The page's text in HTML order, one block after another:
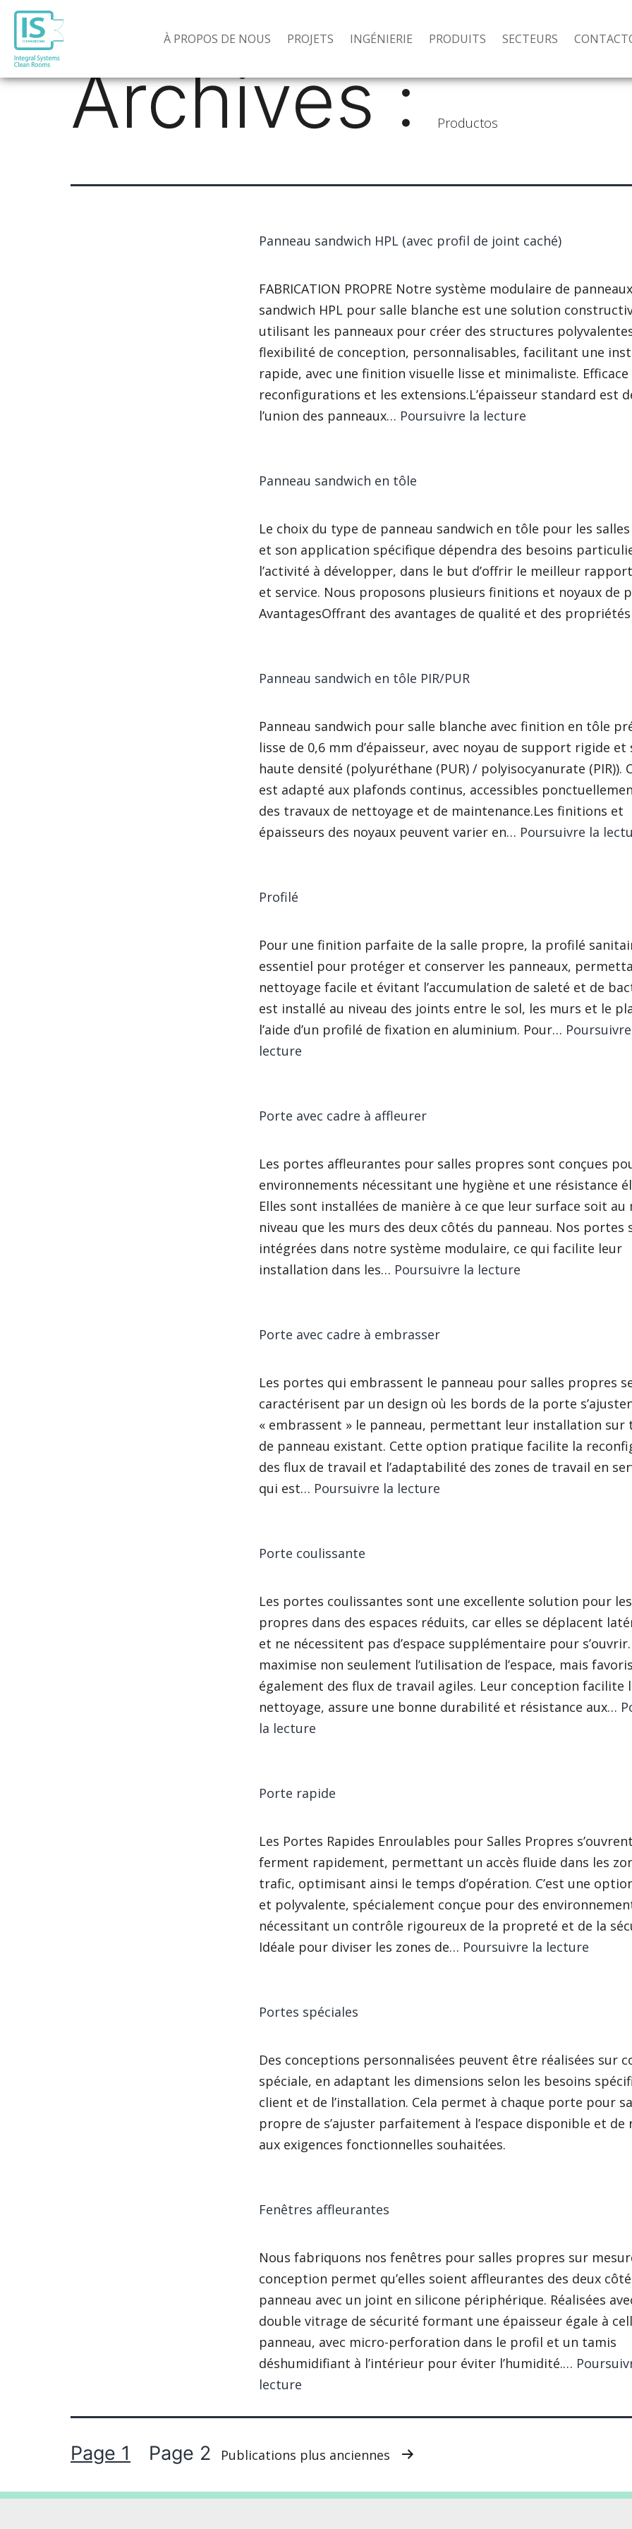
À PROPOS DE NOUS PROJETS INGÉNIERIE PRODUITS SECTEURS
Archives :Productos
Panneau sandwich HPL (avec profil de joint caché)
FABRICATION PROPRE Notre système modulaire de panneaux
sandwich HPL pour salle blanche est une solution
utilisant les panneaux pour créer des structures
flexibilité de conception, personnalisables, facilitant une
rapide, avec une finition visuelle lisse et minimaliste.
reconfigurations et les extensions.L’épaisseur standard est
l’union des panneaux… Poursuivre la lecture
de
joint
caché)
Panneau sandwich en tôle
Le choix du type de panneau sandwich en tôle pour les
et son application spécifique dépendra des besoins
l’activité à développer, dans le but d’offrir le meilleur
et service. Nous proposons plusieurs finitions et noyaux de
AvantagesOffrant des avantages de qualité et des propriétés
Panneau sandwich en tôle PIR/PUR
Panneau sandwich pour salle blanche avec finition en tôle
lisse de 0,6 mm d’épaisseur, avec noyau de support rigide et
haute densité (polyuréthane (PUR) / polyisocyanurate (PIR)).
est adapté aux plafonds continus, accessibles
des travaux de nettoyage et de maintenance.Les finitions et
épaisseurs des noyaux peuvent varier en… Poursuivre la
Profilé
Pour une finition parfaite de la salle propre, la profilé
essentiel pour protéger et conserver les panneaux,
nettoyage facile et évitant l’accumulation de saleté et de
est installé au niveau des joints entre le sol, les murs et le
l’aide d’un profilé de fixation en aluminium. Pour…
lecture
Porte avec cadre à affleurer
Les portes affleurantes pour salles propres sont conçues
environnements nécessitant une hygiène et une résistance
Elles sont installées de manière à ce que leur surface soit au
niveau que les murs des deux côtés du panneau. Nos portes
intégrées dans notre système modulaire, ce qui facilite leur
installation dans les… Poursuivre la lecture
Porte avec cadre à embrasser
Les portes qui embrassent le panneau pour salles propres
caractérisent par un design où les bords de la porte
« embrassent » le panneau, permettant leur installation
de panneau existant. Cette option pratique facilite la
des flux de travail et l’adaptabilité des zones de travail en
qui est… Poursuivre la lecture
Porte coulissante
Les portes coulissantes sont une excellente solution pour
propres dans des espaces réduits, car elles se déplacent
et ne nécessitent pas d’espace supplémentaire pour s’ouvrir.
maximise non seulement l’utilisation de l’espace, mais
également des flux de travail agiles. Leur conception facilite
nettoyage, assure une bonne durabilité et résistance aux…
la lecture
Porte rapide
Les Portes Rapides Enroulables pour Salles Propres
ferment rapidement, permettant un accès fluide dans les
trafic, optimisant ainsi le temps d’opération. C’est une
et polyvalente, spécialement conçue pour des
nécessitant un contrôle rigoureux de la propreté et de la
Idéale pour diviser les zones de… Poursuivre la lecture
Portes spéciales
Des conceptions personnalisées peuvent être réalisées sur
spéciale, en adaptant les dimensions selon les besoins
client et de l’installation. Cela permet à chaque porte pour
propre de s’ajuster parfaitement à l’espace disponible et de
aux exigences fonctionnelles souhaitées.
Fenêtres affleurantes
Nous fabriquons nos fenêtres pour salles propres sur
conception permet qu’elles soient affleurantes des deux
panneau avec un joint en silicone périphérique. Réalisées
double vitrage de sécurité formant une épaisseur égale à
panneau, avec micro-perforation dans le profil et un tamis
déshumidifiant à l’intérieur pour éviter l’humidité.…
lecture
Pagination
des
Page 1 Page 2 Publications plus anciennes